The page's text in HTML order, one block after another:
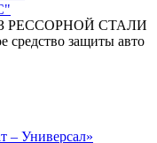
РЕССОРНОЙ СТАЛИ
защиты авто